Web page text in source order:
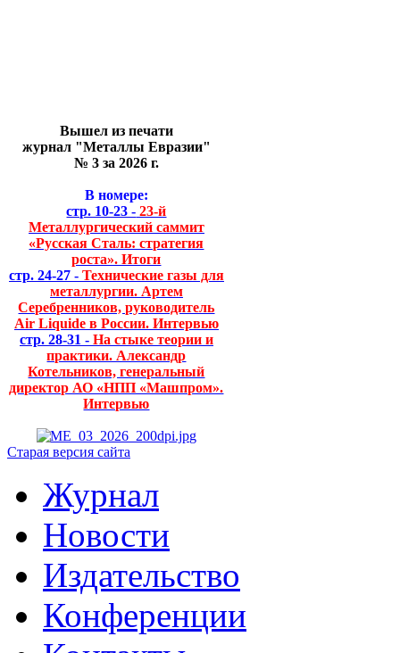
Вышел из печати
журнал "Металлы Евразии"
№ 3 за 2026 г.
В номере:
стр. 10-23 - 23-й
Металлургический саммит
«Русская Сталь: стратегия
роста». Итоги
стр. 24-27 - Технические газы для
металлургии. Артем
Серебренников, руководитель
Air Liquide в России. Интервью
стр. 28-31 - На стыке теории и
практики. Александр
Котельников, генеральный
директор АО «НПП «Машпром».
Интервью
Старая версия сайта
Журнал
Новости
Издательство
Конференции